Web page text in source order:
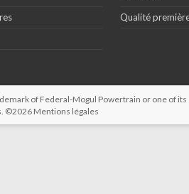
Qualité
of Federal-Mogul Powertrain or one of
©2026Mentions légales